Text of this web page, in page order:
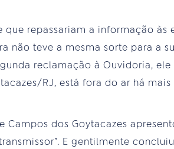
repassariam a informação às
não teve a mesma sorte para a
reclamação à Ouvidoria,
RJ, está fora do ar há
Campos dos Goytacazes
E gentilmente